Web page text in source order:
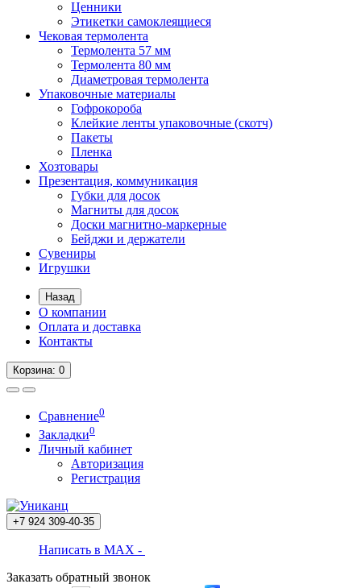
Ценники
Этикетки самоклеящиеся
Чековая термолента
Термолента 57 мм
Термолента 80 мм
Диаметровая термолента
Упаковочные материалы
Гофрокороба
Клейкие ленты упаковочные (скотч)
Пакеты
Пленка
Хозтовары
Презентация, коммуникация
Губки для досок
Магниты для досок
Доски магнитно-маркерные
Бейджи и держатели
Сувениры
Игрушки
Назад
О компании
Оплата и доставка
Контакты
Корзина: 0
Сравнение0
Закладки0
Личный кабинет
Авторизация
Регистрация
+7 924 309-40-35
Написать в MAX -
Заказать обратный звонок